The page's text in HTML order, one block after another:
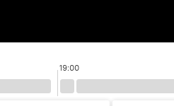
19:00